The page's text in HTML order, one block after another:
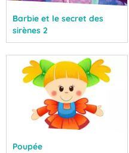
Barbie et le secret des
sirènes 2
Poupée